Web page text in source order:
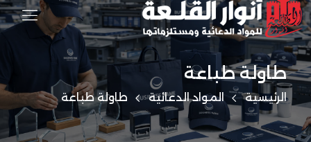
طاولة طباعة
الرئيسية المواد الدعائية طاولة طباعة